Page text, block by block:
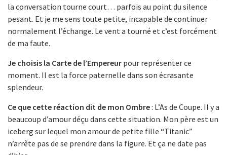
la conversation tourne court… parfois au point du silence
pesant. Et je me sens toute petite, incapable de continuer
normalement l’échange. Le vent a tourné et c’est forcément
de ma faute.
Je choisis la Carte de l’Empereur pour représenter ce
moment. Il est la force paternelle dans son écrasante
splendeur.
Ce que cette réaction dit de mon Ombre: L’As de Coupe. Il y a
beaucoup d’amour déçu dans cette situation. Mon père est un
iceberg sur lequel mon amour de petite fille “Titanic”
n’arrête pas de se prendre dans la figure. Et ça ne date pas